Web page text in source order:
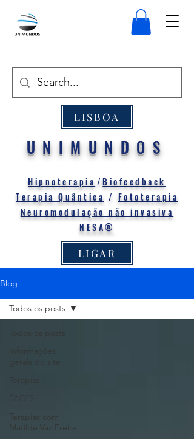
LISBOA
UNIMUNDOS
Hipnoterapia /Biofeedback
Terapia Quântica / Fototerapia
Neuromodulação não invasiva
NESA®
LIGAR
Blog
Terapias com
Matilde Vaz Freire
Todos os posts